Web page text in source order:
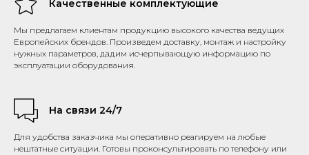
Качественные комплектующие
Мы предлагаем клиентам продукцию высокого качества ведущих
Европейских брендов. Произведем доставку, монтаж и настройку
нужных параметров, дадим исчерпывающую информацию по
эксплуатации оборудования.
На связи 24/7
Для удобства заказчика мы оперативно реагируем на любые
нештатные ситуации. Готовы проконсультировать по телефону или